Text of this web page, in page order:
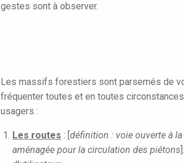
gestes sont à observer.
Les massifs forestiers sont parsemés de
fréquenter toutes et en toutes
usagers :
Les routes : [définition : voie ouverte à
aménagée pour la circulation des piétons